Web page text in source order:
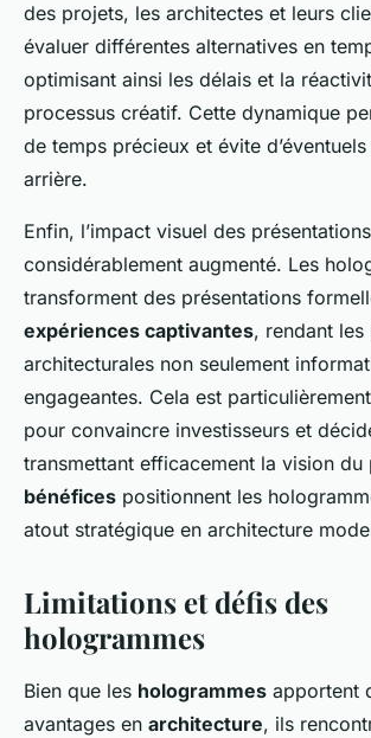
des projets, les architectes et leurs
évaluer différentes alternatives en
optimisant ainsi les délais et la
processus créatif. Cette dynamique
de temps précieux et évite
arrière.
Enfin, l’impact visuel des
considérablement augmenté. Les
transforment des présentations
expériences captivantes, rendant
architecturales non seulement
engageantes. Cela est
pour convaincre investisseurs et
transmettant efficacement la vision du
bénéfices positionnent les
atout stratégique en architecture
Limitations et défis des
hologrammes
Bien que les hologrammes apportent
avantages en architecture, ils